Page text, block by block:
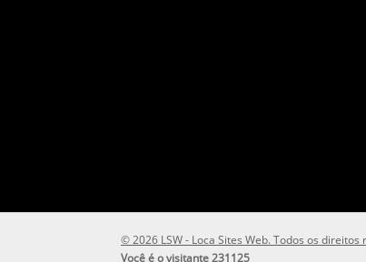
© 2026 LSW - Loca Sites Web. Todos os direitos
Você é o visitante 231125